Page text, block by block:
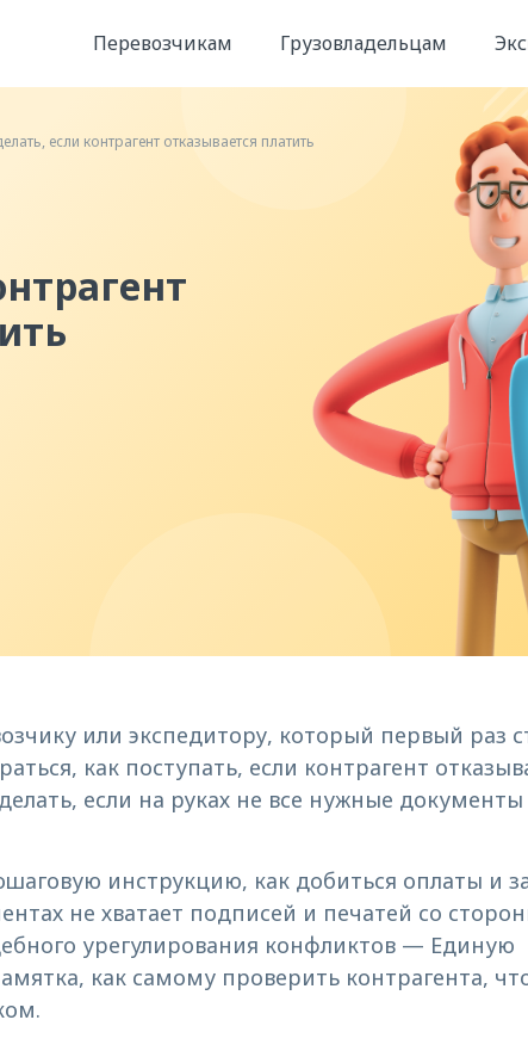
Перевозчикам Грузовладельцам
если контрагент отказывается платить
или экспедитору, который первый раз
как поступать, если контрагент
если на руках не все нужные
инструкцию, как добиться оплаты и
не хватает подписей и печатей со
урегулирования конфликтов — Единую
как самому проверить контрагента,